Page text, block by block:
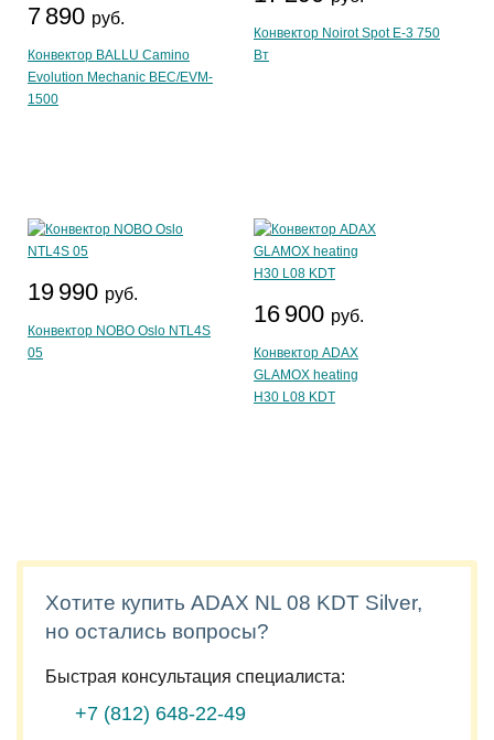
7 890 руб.
Конвектор BALLU Camino
Evolution Mechanic BEC/EVM-
1500
Конвектор Noirot Spot E-3 750
Вт
19 990 руб.
Конвектор NOBO Oslo NTL4S
05
16 900 руб.
Конвектор ADAX
GLAMOX heating
H30 L08 KDT
Хотите купить ADAX NL 08 KDT Silver,
но остались вопросы?
Быстрая консультация специалиста:
+7 (812) 648-22-49